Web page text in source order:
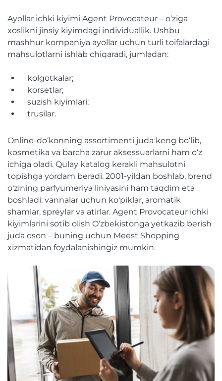
Ayollar ichki kiyimi Agent Provocateur – o‘ziga
xoslikni jinsiy kiyimdagi individuallik. Ushbu
mashhur kompaniya ayollar uchun turli toifalardagi
mahsulotlarni ishlab chiqaradi, jumladan:
kolgotkalar;
korsetlar;
suzish kiyimlari;
trusilar.
Online-do‘konning assortimenti juda keng bo‘lib,
kosmetika va barcha zarur aksessuarlarni ham o‘z
ichiga oladi. Qulay katalog kerakli mahsulotni
topishga yordam beradi. 2001-yildan boshlab, brend
o‘zining parfyumeriya liniyasini ham taqdim eta
boshladi: vannalar uchun ko‘piklar, aromatik
shamlar, spreylar va atirlar. Agent Provocateur ichki
kiyimlarini sotib olish O‘zbekistonga yetkazib berish
juda oson – buning uchun Meest Shopping
xizmatidan foydalanishingiz mumkin.